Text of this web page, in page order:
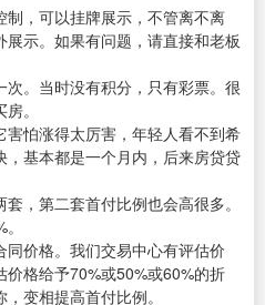
，可以挂牌展示，不管离不离
示。如果有问题，请直接和老板
。当时没有积分，只有彩票。很
。
怕涨得太厉害，年轻人看不到希
基本都是一个月内，后来房贷贷
，第二套首付比例也会高很多。
价格。我们交易中心有评估价
格给予70%或50%或60%的折
变相提高首付比例。